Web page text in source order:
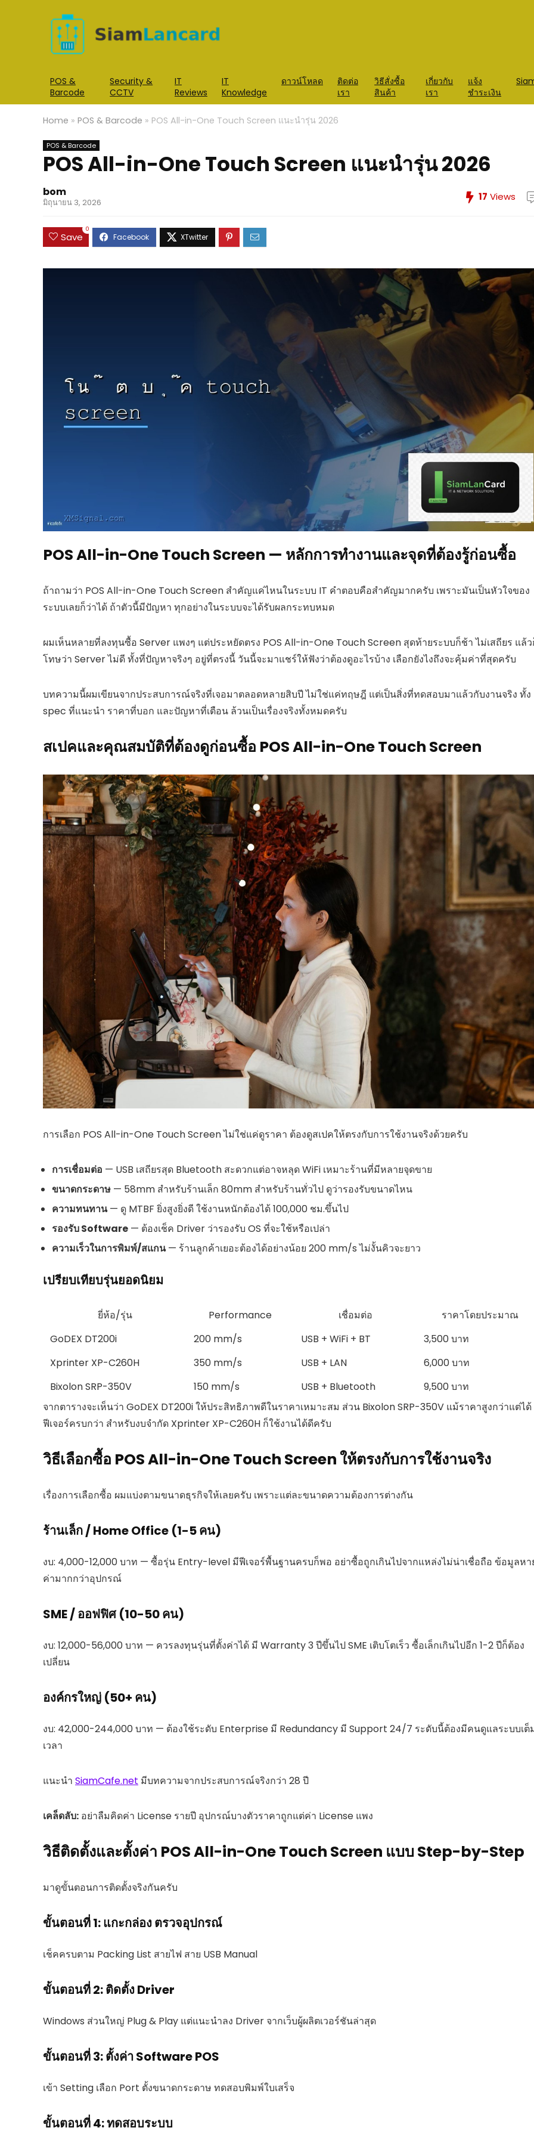
POS &
Barcode
Security &
CCTV
IT
Reviews
IT
Knowledge
ดาวน์โหลด
ติดต่อ
เรา
วิธีสั่งซื้อ
สินค้า
เกี่ยวกับ
เรา
แจ้ง
ชำระเงิน
Home » POS & Barcode » POS All-in-One Touch Screen แนะนำรุ่น 2026
POS & Barcode
POS All-in-One Touch Screen แนะนำรุ่น 2026
bom
มิถุนายน 3, 2026 17 Views
Save
0
POS All-in-One Touch Screen — หลักการทำงานและจุดที่ต้องรู้ก่อนซื้อ
ถ้าถามว่า POS All-in-One Touch Screen สำคัญแค่ไหนในระบบ IT คำตอบคือสำคัญมากครับ เพราะมันเป็นหัวใจของ
ระบบเลยก็ว่าได้ ถ้าตัวนี้มีปัญหา ทุกอย่างในระบบจะได้รับผลกระทบหมด
ผมเห็นหลายที่ลงทุนซื้อ Server แพงๆ แต่ประหยัดตรง POS All-in-One Touch Screen สุดท้ายระบบก็ช้า ไม่เสถียร แล้
โทษว่า Server ไม่ดี ทั้งที่ปัญหาจริงๆ อยู่ที่ตรงนี้ วันนี้จะมาแชร์ให้ฟังว่าต้องดูอะไรบ้าง เลือกยังไงถึงจะคุ้มค่าที่สุดครับ
บทความนี้ผมเขียนจากประสบการณ์จริงที่เจอมาตลอดหลายสิบปี ไม่ใช่แค่ทฤษฎี แต่เป็นสิ่งที่ทดสอบมาแล้วกับงานจริง ทั้ง
spec ที่แนะนำ ราคาที่บอก และปัญหาที่เตือน ล้วนเป็นเรื่องจริงทั้งหมดครับ
สเปคและคุณสมบัติที่ต้องดูก่อนซื้อ POS All-in-One Touch Screen
การเลือก POS All-in-One Touch Screen ไม่ใช่แค่ดูราคา ต้องดูสเปคให้ตรงกับการใช้งานจริงด้วยครับ
การเชื่อมต่อ — USB เสถียรสุด Bluetooth สะดวกแต่อาจหลุด WiFi เหมาะร้านที่มีหลายจุดขาย
ขนาดกระดาษ — 58mm สำหรับร้านเล็ก 80mm สำหรับร้านทั่วไป ดูว่ารองรับขนาดไหน
ความทนทาน— ดู MTBF ยิ่งสูงยิ่งดี ใช้งานหนักต้องได้ 100,000 ชม.ขึ้นไป
รองรับ Software — ต้องเช็ค Driver ว่ารองรับ OS ที่จะใช้หรือเปล่า
ความเร็วในการพิมพ์/สแกน— ร้านลูกค้าเยอะต้องได้อย่างน้อย 200 mm/s ไม่งั้นคิวจะยาว
เปรียบเทียบรุ่นยอดนิยม
ยี่ห้อ/รุ่น Performance เชื่อมต่อ
ราคาโดยประมาณ
GoDEX DT200i
200 mm/s USB + WiFi + BT
3,500 บาท
Xprinter XP-C260H
350 mm/s USB + LAN
6,000 บาท
Bixolon SRP-350V
150 mm/s USB + Bluetooth
9,500 บาท
จากตารางจะเห็นว่า GoDEX DT200i ให้ประสิทธิภาพดีในราคาเหมาะสม ส่วน Bixolon SRP-350V แม้ราคาสูงกว่าแต่ได้
ฟีเจอร์ครบกว่า สำหรับงบจำกัด Xprinter XP-C260H ก็ใช้งานได้ดีครับ
วิธีเลือกซื้อ POS All-in-One Touch Screen ให้ตรงกับการใช้งานจริง
เรื่องการเลือกซื้อ ผมแบ่งตามขนาดธุรกิจให้เลยครับ เพราะแต่ละขนาดความต้องการต่างกัน
ร้านเล็ก / Home Office (1-5 คน)
งบ: 4,000-12,000 บาท — ซื้อรุ่น Entry-level มีฟีเจอร์พื้นฐานครบก็พอ อย่าซื้อถูกเกินไปจากแหล่งไม่น่าเชื่อถือ ข้อมูลห
ค่ามากกว่าอุปกรณ์
SME / ออฟฟิศ (10-50 คน)
งบ: 12,000-56,000 บาท — ควรลงทุนรุ่นที่ตั้งค่าได้ มี Warranty 3 ปีขึ้นไป SME เติบโตเร็ว ซื้อเล็กเกินไปอีก 1-2 ปีก็ต้อง
เปลี่ยน
องค์กรใหญ่ (50+ คน)
งบ: 42,000-244,000 บาท — ต้องใช้ระดับ Enterprise มี Redundancy มี Support 24/7 ระดับนี้ต้องมีคนดูแลระบบเต็
เวลา
แนะนำ SiamCafe.net มีบทความจากประสบการณ์จริงกว่า 28 ปี
เคล็ดลับ: อย่าลืมคิดค่า License รายปี อุปกรณ์บางตัวราคาถูกแต่ค่า License แพง
วิธีติดตั้งและตั้งค่า POS All-in-One Touch Screen แบบ Step-by-Step
มาดูขั้นตอนการติดตั้งจริงกันครับ
ขั้นตอนที่ 1: แกะกล่อง ตรวจอุปกรณ์
เช็คครบตาม Packing List สายไฟ สาย USB Manual
ขั้นตอนที่ 2: ติดตั้ง Driver
Windows ส่วนใหญ่ Plug & Play แต่แนะนำลง Driver จากเว็บผู้ผลิตเวอร์ชันล่าสุด
ขั้นตอนที่ 3: ตั้งค่า Software POS
เข้า Setting เลือก Port ตั้งขนาดกระดาษ ทดสอบพิมพ์ใบเสร็จ
ขั้นตอนที่ 4: ทดสอบระบบ